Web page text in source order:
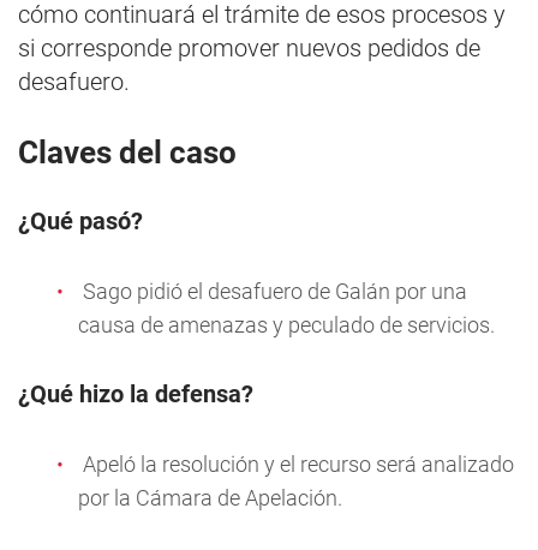
cómo continuará el trámite de esos procesos y
si corresponde promover nuevos pedidos de
desafuero.
Claves del caso
¿Qué pasó?
Sago pidió el desafuero de Galán por una
causa de amenazas y peculado de servicios.
¿Qué hizo la defensa?
Apeló la resolución y el recurso será analizado
por la Cámara de Apelación.